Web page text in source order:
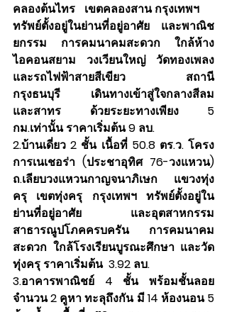
คลองต้นไทร   เขตคลองสาน กรุงเทพฯ
ทรัพย์ตั้งอยู่ในย่านที่อยู่อาศัย และพาณิช
ยกรรม การคมนาคมสะดวก ใกล้ห้าง
ไอคอนสยาม วงเวียนใหญ่ วัดทองเพลง
และรถไฟฟ้าสายสีเขียว สถานี
กรุงธนบุรี          เดินทางเข้าสู่ใจกลางสีลม
และสาทร ด้วยระยะทางเพียง 5
กม.เท่านั้น ราคาเริ่มต้น 9 ลบ.
2.บ้านเดี่ยว 2 ชั้น เนื้อที่ 50.8 ตร.ว. โครง
การเนเชอร่า (ประชาอุทิศ 76-วงแหวน)
ถ.เลียบวงแหวนกาญจนาภิเษก แขวงทุ่ง
ครุ เขตทุ่งครุ กรุงเทพฯ ทรัพย์ตั้งอยู่ใน
ย่านที่อยู่อาศัย และอุตสาหกรรม
สาธารณูปโภคครบครัน การคมนาคม
สะดวก ใกล้โรงเรียนบูรณะศึกษา และวัด
ทุ่งครุ ราคาเริ่มต้น  3.92 ลบ.
3.อาคารพาณิชย์ 4 ชั้น พร้อมชั้นลอย
จำนวน 2 คูหา ทะลุถึงกัน มี 14 ห้องนอน 5